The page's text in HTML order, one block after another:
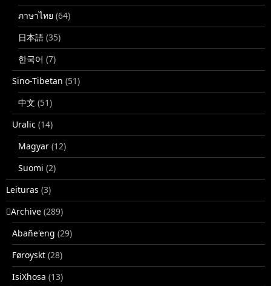
ภาษาไทย (64)
日本語 (35)
한국어 (7)
Sino-Tibetan (51)
中文 (51)
Uralic (14)
Magyar (12)
Suomi (2)
Leituras (3)
􏿽Archive (289)
Abañe'eng (29)
Føroyskt (28)
IsiXhosa (13)